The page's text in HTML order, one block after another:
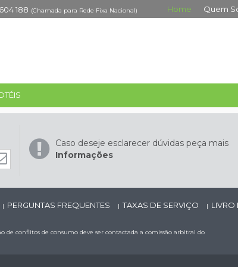
188 (Chamada para Rede Fixa Nacional) Home Quem
Caso deseje esclarecer dúvidas peça mais
Informações
| PERGUNTAS FREQUENTES | TAXAS DE SERVIÇO | LIVRO
conflitos de consumo deve ser contactada a comissão arbitral do